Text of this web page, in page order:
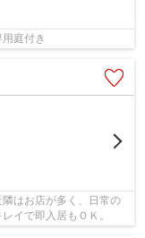
庭付き
はお店が多く、日常の
イで即入居もＯＫ。